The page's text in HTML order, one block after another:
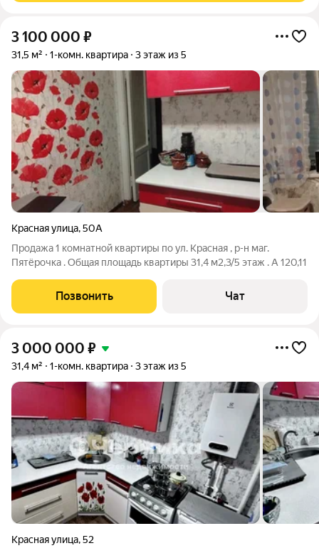
3 100 000 ₽
31,5 м² 1-комн. квартира 3 этаж из 5
Красная улица,50А
Продажа 1 комнатной квартиры по ул. Красная , р-н маг.
Пятёрочка . Общая площадь квартиры 31,4 м2,3/5 этаж . А 120,11
Позвонить Чат
3 000 000 ₽
31,4 м² 1-комн. квартира 3 этаж из 5
Красная улица,52